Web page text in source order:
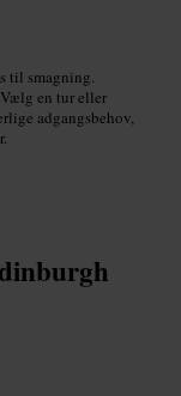
til smagning.
en tur eller
adgangsbehov,